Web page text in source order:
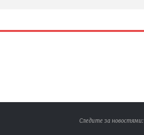
Следите за новостями: